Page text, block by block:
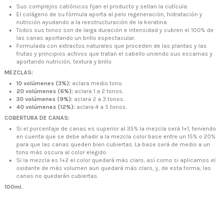
Sus complejos catiónicos fijan el producto y sellan la cutícula.
El colágeno de su fórmula aporta al pelo regeneración, hidratación y
nutrición ayudando a la reestructuración de la keratina.
Todos sus tonos son de larga duración e intensidad y cubren el 100% de
las canas aportando un brillo espectacular.
Formulada con extractos naturales que proceden de las plantas y las
frutas y principios activos que tratan el cabello uniendo sus escamas y
aportando nutrición, textura y brillo.
MEZCLAS:
10 volúmenes (3%): aclara medio tono.
20 volúmenes (6%): aclara 1 a 2 tonos.
30 volúmenes (9%): aclara 2 a 3 tonos.
40 volúmenes (12%): aclara 4 a 5 tonos.
COBERTURA DE CANAS:
Si el porcentaje de canas es superior al 35% la mezcla será 1+1, teniendo
en cuenta que se debe añadir a la mezcla color base entre un 15% o 20%
para que las canas queden bien cubiertas. La base será de medio a un
tono más oscura al color elegido.
Si la mezcla es 1+2 el color quedará más claro, así como si aplicamos el
oxidante de más volumen aun quedará más claro, y, de esta forma, las
canas no quedarán cubiertas.
100ml.
+34 968 06 63 44L-V 10:00 - 14:00
+34 601 27 80 18
Avenida de los Dolores 32, Murcia